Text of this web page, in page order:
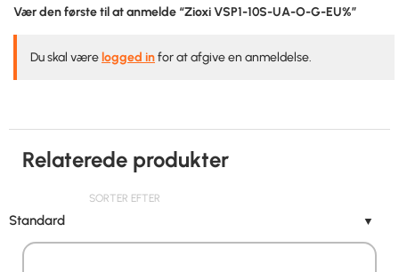
Vær den første til at anmelde “Zioxi VSP1-10S-UA-O-G-EU%”
Du skal være logged infor at afgive en anmeldelse.
Relaterede produkter
SORTER EFTER
Standard ▼